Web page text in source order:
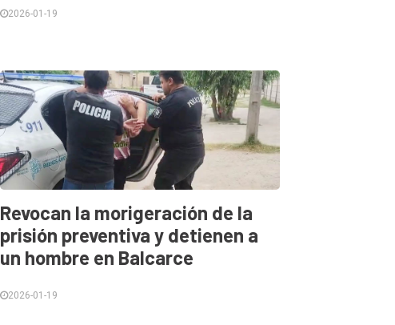
2026-01-19
Revocan la morigeración de la
prisión preventiva y detienen a
un hombre en Balcarce
2026-01-19